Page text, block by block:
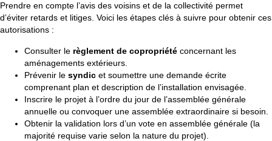
Prendre en compte l’avis des voisins et de la collectivité permet
d’éviter retards et litiges. Voici les étapes clés à suivre pour obtenir ces
autorisations :
Consulter le règlement de copropriété concernant les
aménagements extérieurs.
Prévenir le syndic et soumettre une demande écrite
comprenant plan et description de l’installation envisagée.
Inscrire le projet à l’ordre du jour de l’assemblée générale
annuelle ou convoquer une assemblée extraordinaire si besoin.
Obtenir la validation lors d’un vote en assemblée générale (la
majorité requise varie selon la nature du projet).